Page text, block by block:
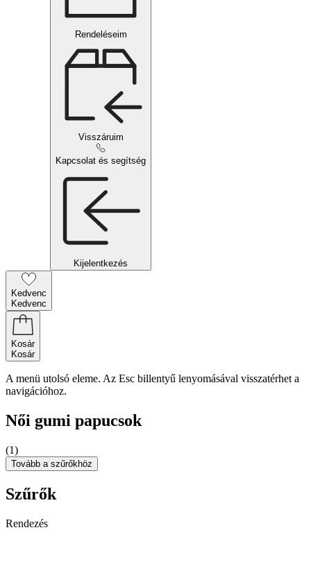
Rendeléseim
Visszáruim
Kapcsolat és segítség
Kijelentkezés
Kedvenc
Kedvenc
Kosár
Kosár
A menü utolsó eleme. Az Esc billentyű lenyomásával visszatérhet a
navigációhoz.
Női gumi papucsok
(1)
Tovább a szűrőkhöz
Szűrők
Rendezés